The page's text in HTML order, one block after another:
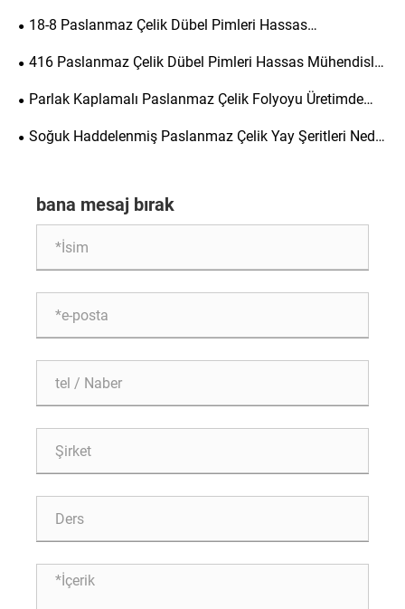
Uygulamalar İçin En İyi Seçimdir?
18-8 Paslanmaz Çelik Dübel Pimleri Hassas
Mühendislik için Neden Gereklidir?
416 Paslanmaz Çelik Dübel Pimleri Hassas Mühendislik
için Neden Gereklidir?
Parlak Kaplamalı Paslanmaz Çelik Folyoyu Üretimde
Popüler Bir Seçim Yapan Nedir?
Soğuk Haddelenmiş Paslanmaz Çelik Yay Şeritleri Nedir
bana mesaj bırak